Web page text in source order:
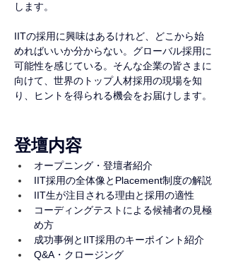
します。
IITの採用に興味はあるけれど、どこから始
めればいいか分からない。グローバル採用に
可能性を感じている。そんな企業の皆さまに
向けて、世界のトップ人材採用の現場を知
り、ヒントを得られる機会をお届けします。
登壇内容
オープニング・登壇者紹介
IIT採用の全体像とPlacement制度の解説
IIT生が注目される理由と採用の適性
コーディングテストによる候補者の見極
め方
成功事例とIIT採用のキーポイント紹介
Q&A・クロージング